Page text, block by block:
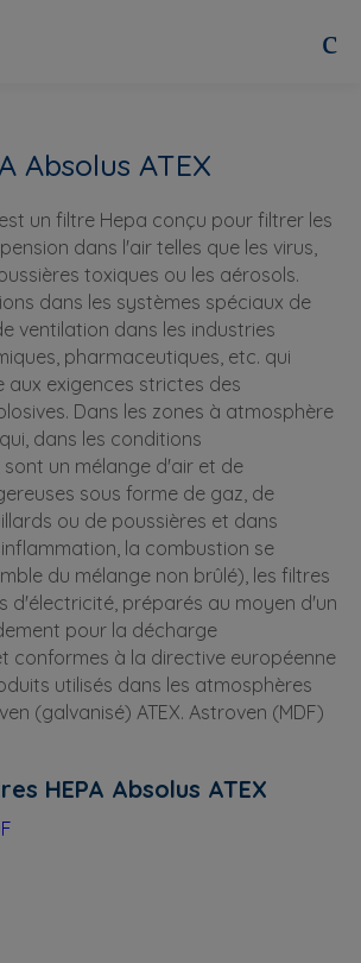
Absolus ATEX
un filtre Hepa conçu pour filtrer les
dans l'air telles que les virus,
toxiques ou les aérosols.
dans les systèmes spéciaux de
ventilation dans les industries
pharmaceutiques, etc. qui
aux exigences strictes des
Dans les zones à atmosphère
dans les conditions
un mélange d'air et de
sous forme de gaz, de
ou de poussières et dans
inflammation, la combustion se
du mélange non brûlé), les filtres
d'électricité, préparés au moyen d'un
pour la décharge
conformes à la directive européenne
utilisés dans les atmosphères
(galvanisé) ATEX. Astroven (MDF)
HEPA Absolus ATEX